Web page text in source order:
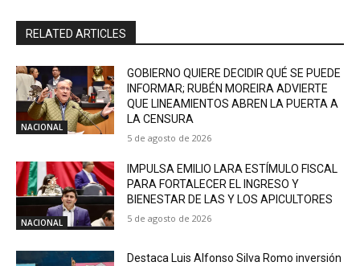
RELATED ARTICLES
NACIONAL
GOBIERNO QUIERE DECIDIR QUÉ SE PUEDE
INFORMAR; RUBÉN MOREIRA ADVIERTE
QUE LINEAMIENTOS ABREN LA PUERTA A
LA CENSURA
5 de agosto de 2026
NACIONAL
IMPULSA EMILIO LARA ESTÍMULO FISCAL
PARA FORTALECER EL INGRESO Y
BIENESTAR DE LAS Y LOS APICULTORES
5 de agosto de 2026
Destaca Luis Alfonso Silva Romo inversión